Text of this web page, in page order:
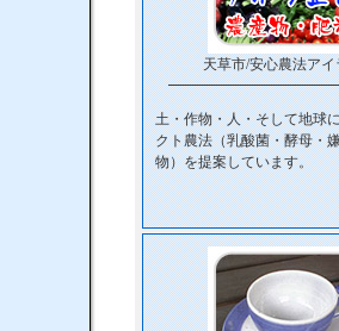
天草市/安心農法アイ
土・作物・人・そして地球
クト農法（乳酸菌・酵母・
物）を提案しています。